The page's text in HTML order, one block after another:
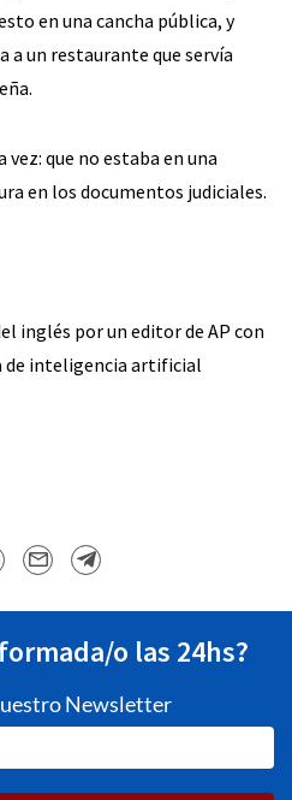
en una cancha pública, y
a un restaurante que servía
que no estaba en una
en los documentos judiciales.
inglés por un editor de AP con
de inteligencia artificial
o las 24hs?
Newsletter